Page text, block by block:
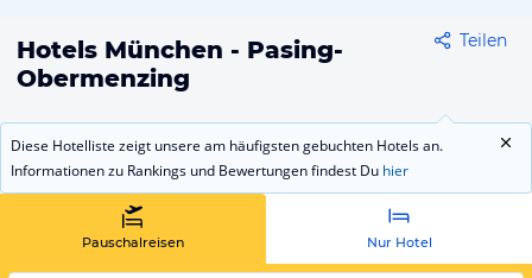
Hotels München - Pasing-
Obermenzing
Teilen
Diese Hotelliste zeigt unsere am häufigsten gebuchten Hotels an.
Informationen zu Rankings und Bewertungen findest Du hier
Pauschalreisen Nur Hotel